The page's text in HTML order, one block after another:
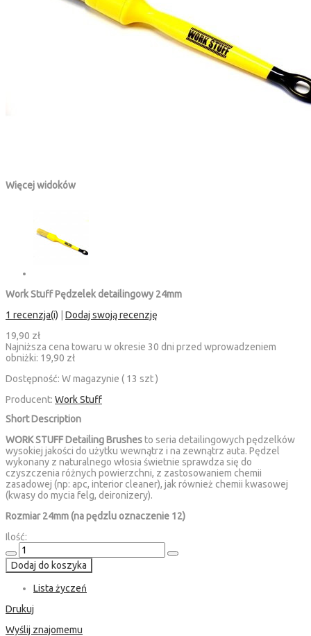
Więcej widoków
Work Stuff Pędzelek detailingowy 24mm
1 recenzja(i)
Dodaj swoją recenzję
19,90 zł
Najniższa cena towaru w okresie 30 dni przed wprowadzeniem
obniżki: 19,90 zł
Dostępność: W magazynie ( 13 szt )
Producent: Work Stuff
Short Description
WORK STUFF Detailing Brushesto seria detailingowych pędzelków
wysokiej jakości do użytku wewnątrz i na zewnątrz auta. Pędzel
wykonany z naturalnego włosia świetnie sprawdza się do
czyszczenia różnych powierzchni, z zastosowaniem chemii
zasadowej (np: apc, interior cleaner), jak również chemii kwasowej
(kwasy do mycia felg, deironizery).
Rozmiar 24mm (na pędzlu oznaczenie 12)
Ilość:
Dodaj do koszyka
Lista życzeń
Drukuj
Wyślij znajomemu